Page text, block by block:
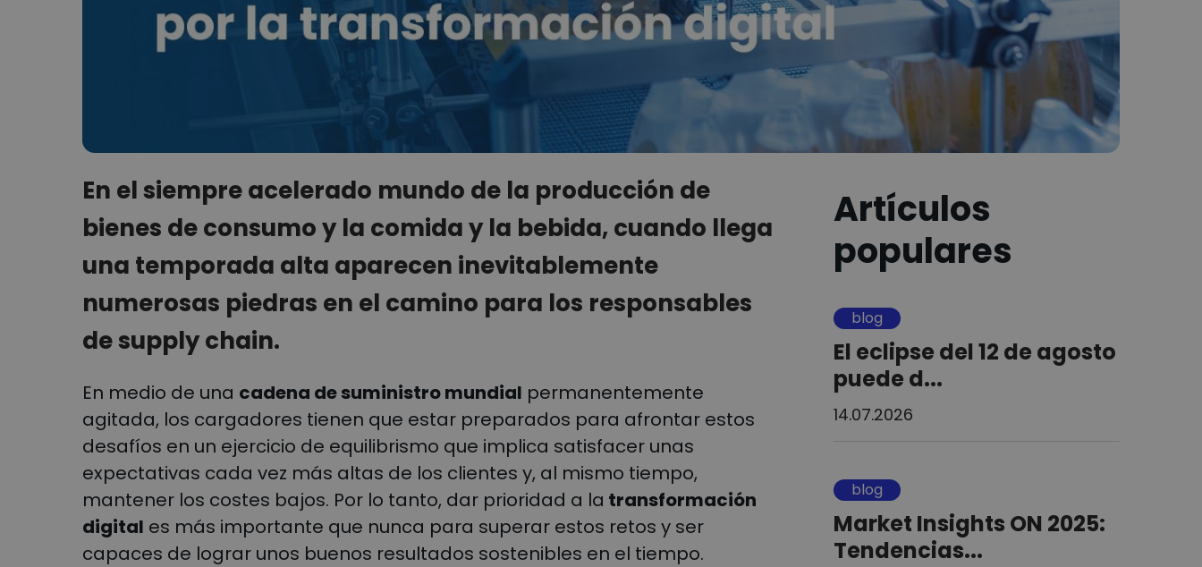
En el siempre acelerado mundo de la producción de
bienes de consumo y la comida y la bebida, cuando llega
una temporada alta aparecen inevitablemente
numerosas piedras en el camino para los responsables
de supply chain.
En medio de una cadena de suministro mundial permanentemente
agitada, los cargadores tienen que estar preparados para afrontar estos
desafíos en un ejercicio de equilibrismo que implica satisfacer unas
expectativas cada vez más altas de los clientes y, al mismo tiempo,
mantener los costes bajos. Por lo tanto, dar prioridad a la transformación
digital es más importante que nunca para superar estos retos y ser
capaces de lograr unos buenos resultados sostenibles en el tiempo.
Artículos
populares
blog
El eclipse del 12 de agosto
puede d...
14.07.2026
blog
Market Insights ON 2025:
Tendencias...